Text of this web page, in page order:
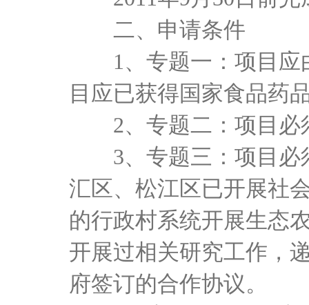
二、申请条件
1、专题一：项目
目应已获得国家食品药
2、专题二：项目
3、专题三：项目
汇区、松江区已开展社
的行政村系统开展生态
开展过相关研究工作，
府签订的合作协议。